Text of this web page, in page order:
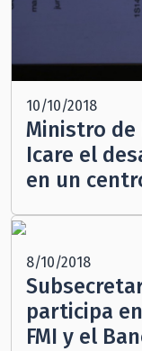
10/10/2018
Ministro de
Icare el
en un
8/10/2018
participa
FMI y el